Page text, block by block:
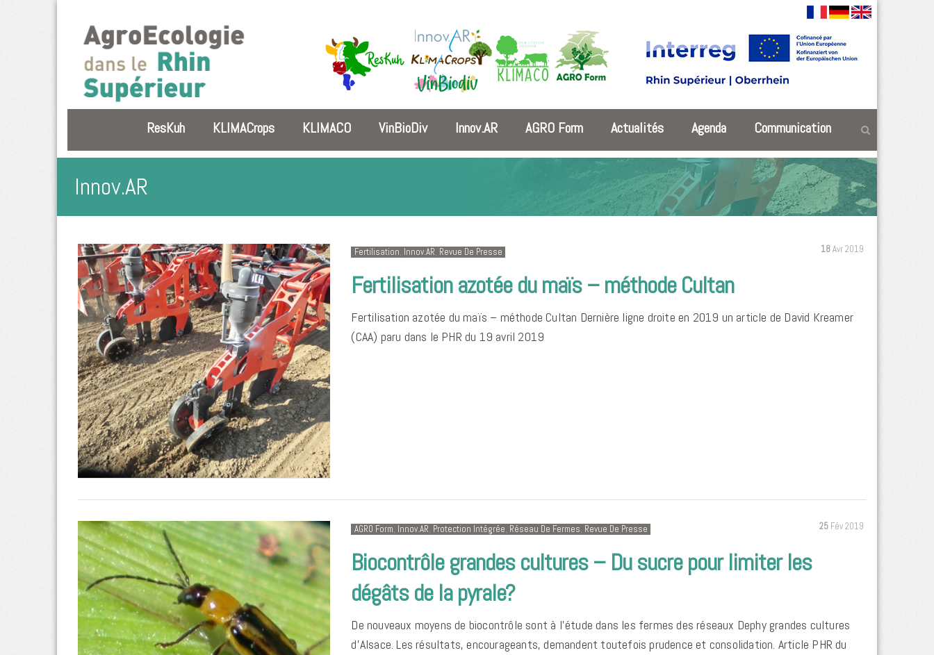
ResKuh KLIMACrops KLIMACO VinBioDiv Innov.AR AGRO Form Actualités Agenda Communication
Innov.AR
18Avr 2019
Fertilisation, Innov.AR, Revue De Presse
Fertilisation azotée du maïs – méthode Cultan
Fertilisation azotée du maïs – méthode Cultan Dernière ligne droite en 2019 un article de David Kreamer
(CAA) paru dans le PHR du 19 avril 2019
25 Fév 2019
AGRO Form, Innov.AR, Protection Intégrée, Réseau De Fermes, Revue De Presse
Biocontrôle grandes cultures – Du sucre pour limiter les
dégâts de la pyrale?
De nouveaux moyens de biocontrôle sont à l’étude dans les fermes des réseaux Dephy grandes cultures
d’Alsace. Les résultats, encourageants, demandent toutefois prudence et consolidation. Article PHR du